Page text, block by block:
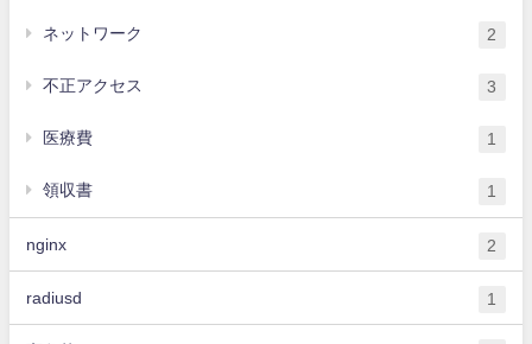
ネットワーク 2
不正アクセス 3
医療費 1
領収書 1
nginx 2
radiusd 1